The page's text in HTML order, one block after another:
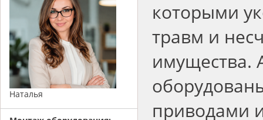
Наталья
которыми
травм и
имущества.
приводами